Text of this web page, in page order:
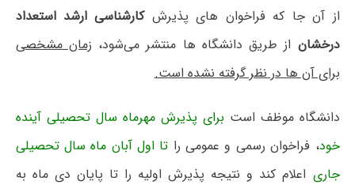
از آن جا که فراخوان های پذیرشکارشناسی ارشد استعداد
درخشان از طریق دانشگاه ها منتشر می‌شود، زمان مشخصی
برای آن ها در نظر گرفته نشده است.
دانشگاه موظف است برای پذیرش مهرماه سال تحصیلی آینده
خود، فراخوان رسمی و عمومی را تا اول آبان ماه سال تحصیلی
جاری اعلام کند و نتیجه پذیرش اولیه را تا پایان دی ماه به